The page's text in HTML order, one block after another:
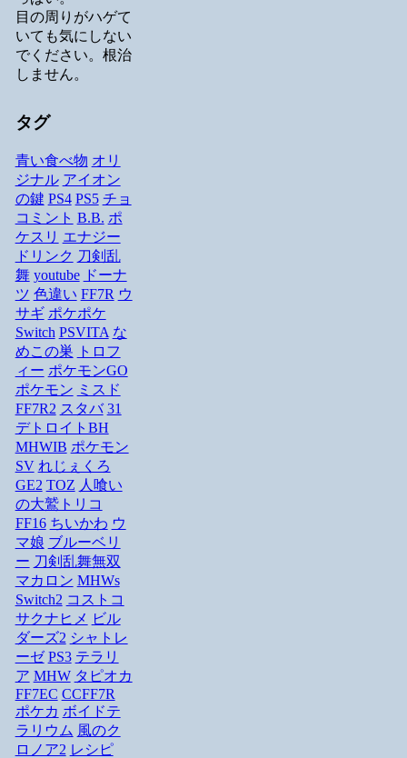
目の周りがハゲて
いても気にしない
でください。根治
しません。
タグ
青い食べ物 オリ
ジナル アイオン
の鍵 PS4 PS5 チョ
コミント B.B. ポ
ケスリ エナジー
ドリンク 刀剣乱
舞 youtube ドーナ
ツ 色違い FF7R ウ
サギ ポケポケ
Switch PSVITA な
めこの巣
トロフ
ィー ポケモンGO
ポケモン ミスド
FF7R2 スタバ 31
デトロイトBH
MHWIB ポケモン
SV れじぇくろ
GE2 TOZ 人喰い
の大鷲トリコ
FF16 ちいかわ ウ
マ娘 ブルーベリ
ー 刀剣乱舞無双
マカロン MHWs
Switch2 コストコ
サクナヒメ ビル
ダーズ2 シャトレ
ーゼ PS3 テラリ
ア MHW タピオカ
FF7EC CCFF7R
ポケカ ボイドテ
ラリウム 風のク
ロノア2 レシピ